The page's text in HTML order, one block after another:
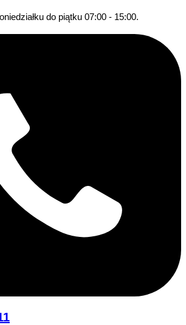
do piątku 07:00 - 15:00.